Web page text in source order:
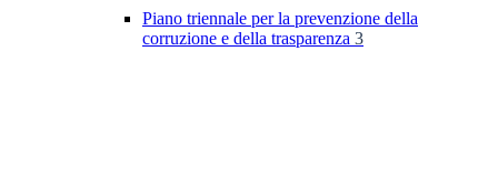
Piano triennale per la prevenzione della
corruzione e della trasparenza 3